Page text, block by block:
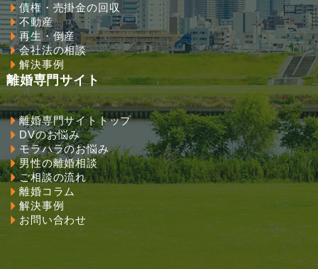
債権・売掛金の回収
不動産
再生・倒産
会社法の相談
解決事例
離婚専門サイト
離婚専門サイトトップ
DVのお悩み
モラハラのお悩み
男性の離婚相談
ご相談の流れ
離婚コラム
解決事例
お問い合わせ